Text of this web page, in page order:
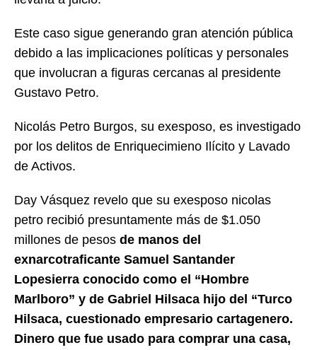
Este caso sigue generando gran atención pública
debido a las implicaciones políticas y personales
que involucran a figuras cercanas al presidente
Gustavo Petro.
Nicolás Petro Burgos, su exesposo, es investigado
por los delitos de Enriquecimieno Ilícito y Lavado
de Activos.
Day Vásquez revelo que su exesposo nicolas
petro recibió presuntamente más de $1.050
millones de pesos de manos del
exnarcotraficante Samuel Santander
Lopesierra conocido como el “Hombre
Marlboro” y de Gabriel Hilsaca hijo del “Turco
Hilsaca, cuestionado empresario cartagenero.
Dinero que fue usado para comprar una casa,